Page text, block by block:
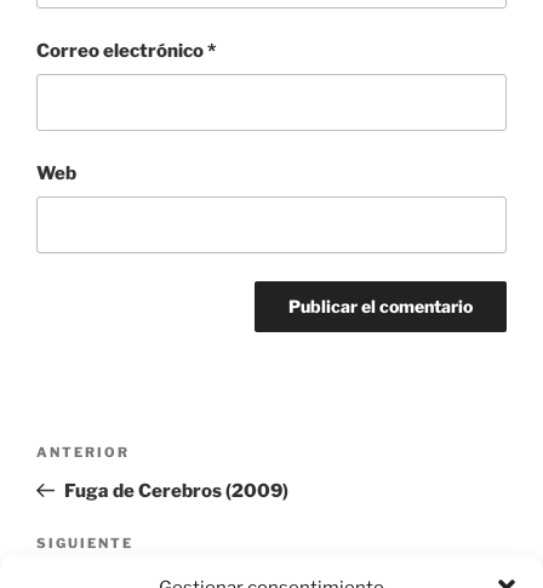
Correo electrónico*
Web
entradas
Entrada
anterior:
ANTERIOR
Fuga de Cerebros (2009)
Siguiente
SIGUIENTE
La Conjura de El Escorial 2008